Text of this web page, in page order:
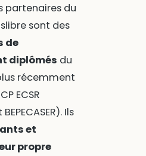
partenaires du
sont des
de
diplômés du
plus récemment
ECSR
Ils
et
propre